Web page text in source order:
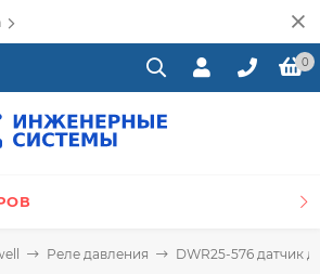
0
Реле давления DWR25-576 датчик